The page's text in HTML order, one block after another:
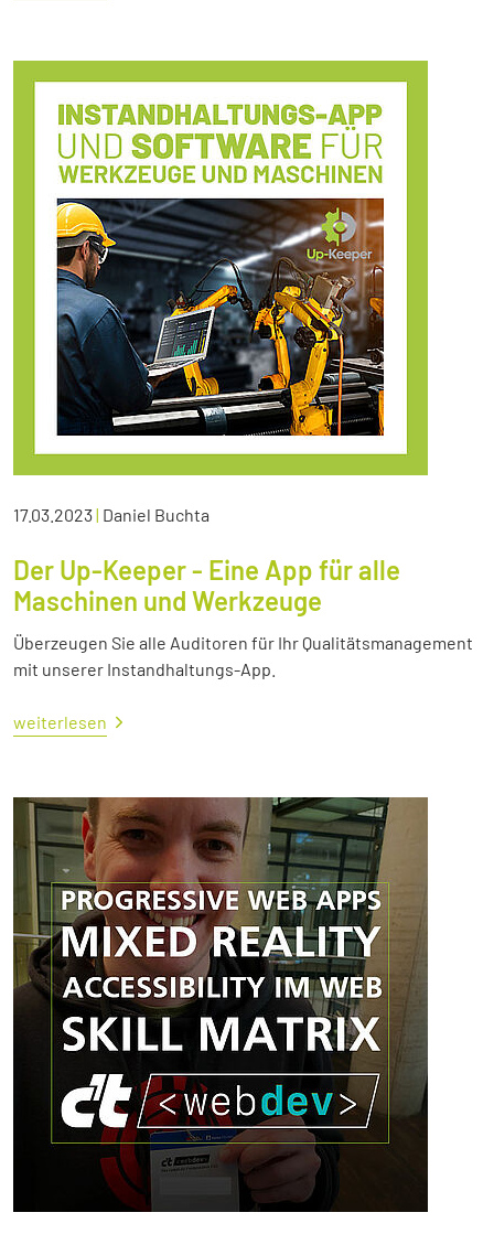
17.03.2023| Daniel Buchta
Der Up-Keeper - Eine App für alle
Maschinen und Werkzeuge
Überzeugen Sie alle Auditoren für Ihr Qualitätsmanagement
mit unserer Instandhaltungs-App.
weiterlesen